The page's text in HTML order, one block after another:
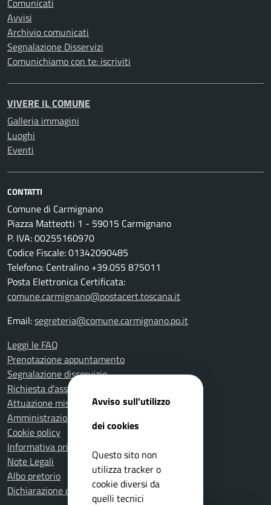
Comunicati
Avvisi
Archivio comunicati
Segnalazione Disservizi
Comunichiamo con te: iscriviti
VIVERE IL COMUNE
Galleria immagini
Luoghi
Eventi
CONTATTI
Comune di Carmignano
Piazza Matteotti 1 - 59015 Carmignano
P. IVA: 00255160970
Codice Fiscale: 01342090485
Telefono: Centralino +39.055 875011
Posta Elettronica Certificata:
comune.carmignano@postacert.toscana.it
Email:segreteria@comune.carmignano.po.it
Leggi le FAQ
Prenotazione appuntamento
Segnalazione disservizio
Richiesta d'assistenza
Attuazione misure PNRR
Amministrazione trasparente
Cookie policy
Informativa privacy
Note Legali
Albo pretorio
Dichiarazione di accessibilità
Avviso sull'utilizzo
dei cookies
Questo sito non
utilizza tracker o
cookie diversi da
quelli tecnici